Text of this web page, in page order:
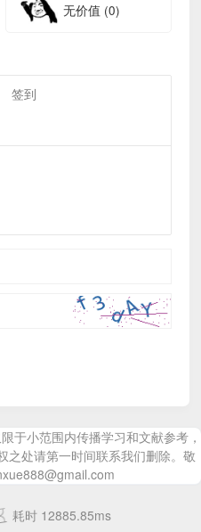
无价值 (0)
签到
于小范围内传播学习和文献参考，
之处请第一时间联系我们删除。敬
耗时 12885.85ms